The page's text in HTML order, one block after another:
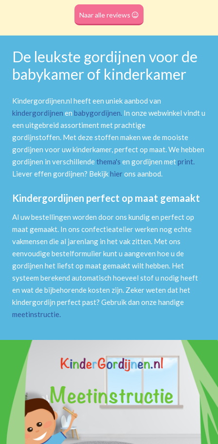
(dubbele tunnel)
Naar alle reviews
De leukste gordijnen voor de
babykamer of kinderkamer
Kindergordijnen.nl heeft een uniek aanbod van
kindergordijnen en babygordijnen. In onze webwinkel vindt u
een uitgebreid assortiment met prachtige
gordijnstoffen. Met deze stoffen maken we de mooiste
gordijnen voor uw kinderkamer, perfect op maat. We hebben
gordijnen in verschillendethema's en gordijnen metprint.
Liever effen gordijnen? Bekijkhierons aanbod.
Kindergordijnen perfect op maat gemaakt
Al uw bestellingen worden door ons kundig en perfect op
maat gemaakt. In ons confectieatelier werken nog echte
vakmensen die al jarenlang in het vak zitten. Met ons
eenvoudige bestelformulier kunt u aangeven hoe u de
gordijnen het liefst op maat gemaakt wilt hebben. Het
systeem berekend automatisch hoeveel stof u nodig heeft
en wat de bijbehorende kosten zijn. Zeker weten dat het
kindergordijn perfect past? Gebruik dan onze handige
meetinstructie.